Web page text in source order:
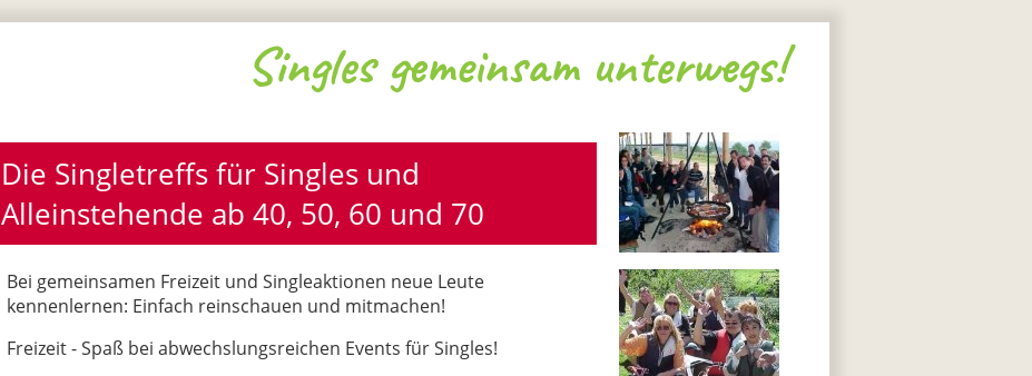
Singles gemeinsam unterwegs!
Die Singletreffs für Singles und
Alleinstehende ab 40, 50, 60 und 70
Bei gemeinsamen Freizeit und Singleaktionen neue Leute
kennenlernen: Einfach reinschauen und mitmachen!
Freizeit - Spaß bei abwechslungsreichen Events für Singles!